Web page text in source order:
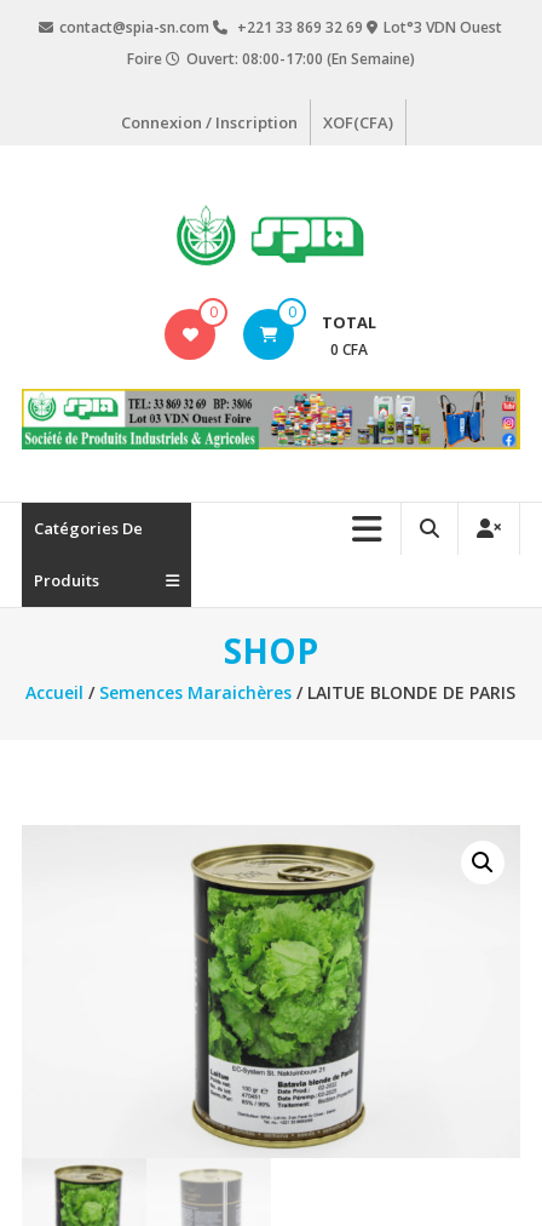
contact@spia-sn.com +221 33 869 32 69
Lot°3 VDN Ouest
Foire
Ouvert: 08:00-17:00 (En Semaine)
Connexion / Inscription XOF(CFA)
Produits
Industriels
0 0 TOTAL
0 CFA
Catégories De
Produits
SHOP
Accueil / Semences Maraichères / LAITUE BLONDE DE PARIS